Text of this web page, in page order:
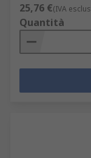
25,76 €(IVA
Quantità